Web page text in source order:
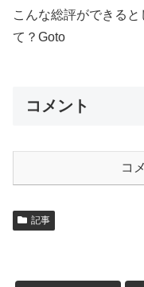
こんな総評ができる
て？Goto
コメント
コ
記事